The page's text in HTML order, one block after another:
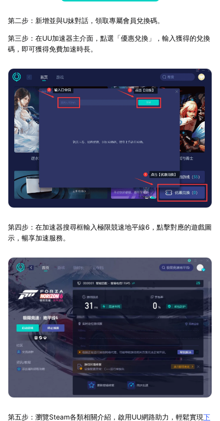
第二步：新增並與U妹對話，領取專屬會員兌換碼。
第三步：在UU加速器主介面，點選「優惠兌換」，輸入獲得的兌換
碼，即可獲得免費加速時長。
第四步：在加速器搜尋框輸入極限競速地平線6，點擊對應的遊戲圖
示，暢享加速服務。
第五步：瀏覽Steam各類相關介紹，啟用UU網路助力，輕鬆實現下